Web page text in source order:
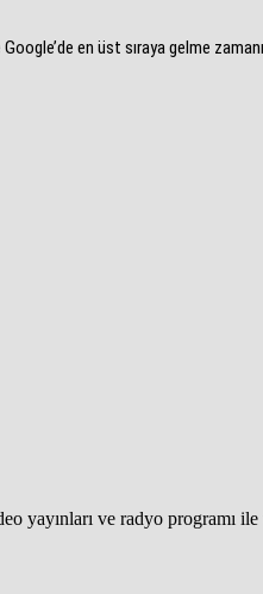
en üst sıraya gelme
yayınları ve radyo programı